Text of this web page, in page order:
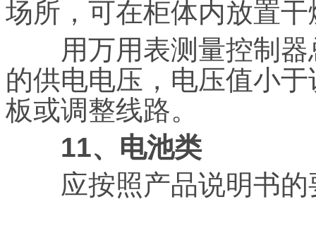
场所，可在柜体内放置干
用万用表测量控制器
的供电电压，电压值小
板或调整线路。
11、电池类
应按照产品说明书的